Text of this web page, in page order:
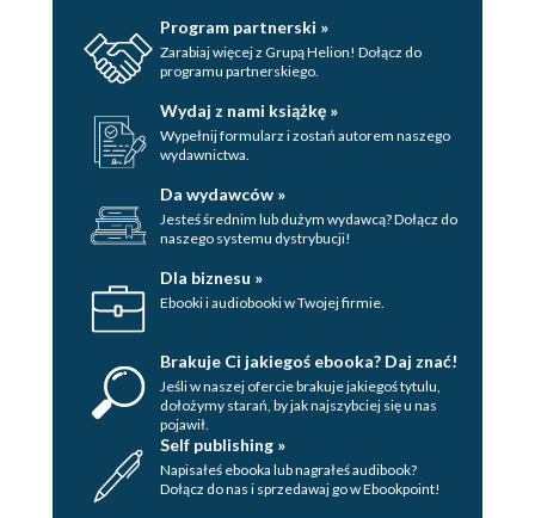
Program partnerski »
Zarabiaj więcej z Grupą Helion! Dołącz do
programu partnerskiego.
Wydaj z nami książkę »
Wypełnij formularz i zostań autorem naszego
wydawnictwa.
Da wydawców »
Jesteś średnim lub dużym wydawcą? Dołącz do
naszego systemu dystrybucji!
Dla biznesu »
Ebooki i audiobooki w Twojej firmie.
Brakuje Ci jakiegoś ebooka? Daj znać!
Jeśli w naszej ofercie brakuje jakiegoś tytulu,
dołożymy starań, by jak najszybciej się u nas
pojawił.
Self publishing »
Napisałeś ebooka lub nagrałeś audibook?
Dołącz do nas i sprzedawaj go w Ebookpoint!